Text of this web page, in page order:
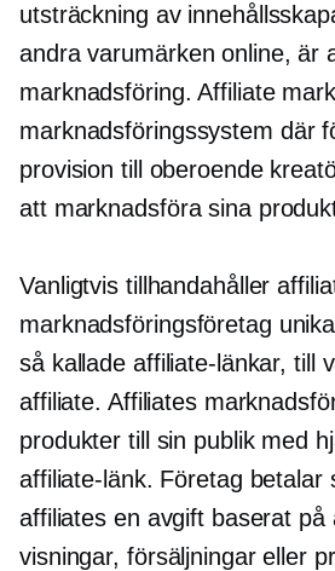
utsträckning av
andra varumärken online, är
marknadsföring. Affiliate
marknadsföringssystem där
provision till oberoende
att marknadsföra sina
Vanligtvis tillhandahåller
marknadsföringsföretag
så kallade affiliate-länkar, till
affiliate. Affiliates
produkter till sin publik med
affiliate-länk. Företag betalar
affiliates en avgift baserat på
visningar, försäljningar eller